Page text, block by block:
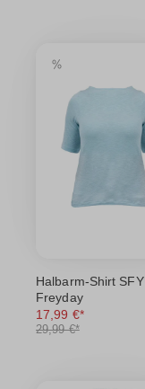
Halbarm-Shirt SFY
Freyday
17,99 €*
29,99 €*